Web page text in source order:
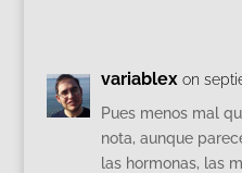
variablex on
Pues menos mal
nota, aunque
las hormonas, las